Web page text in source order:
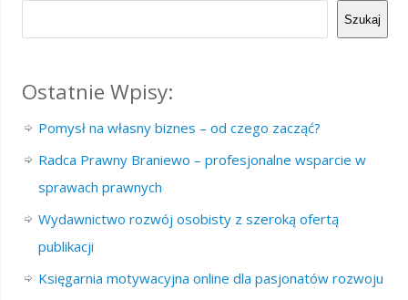
Szukaj
Ostatnie Wpisy:
Pomysł na własny biznes – od czego zacząć?
Radca Prawny Braniewo – profesjonalne wsparcie w
sprawach prawnych
Wydawnictwo rozwój osobisty z szeroką ofertą
publikacji
Księgarnia motywacyjna online dla pasjonatów rozwoju